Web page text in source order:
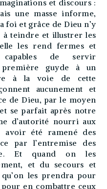
et discours :
une masse informe,
foi et grâce de Dieu n’y
à teindre et illustrer les
les rend fermes et
de servir
première guyde à un
à la voie de cette
aucunement et
de Dieu, par le moyen
se parfait après notre
d’autorité nourri aux
avoir été ramené des
par l’entremise des
Et quand on les
et du secours et
les prendra pour
pour en combattre ceux